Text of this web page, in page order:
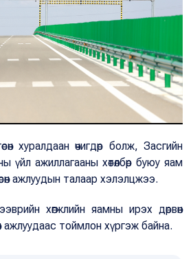
хуралдаан өчигдөр болж, Засгийн
үйл ажиллагааны хөтөлбөр буюу яам
ажлуудын талаар хэлэлцжээ.
хөгжлийн яамны ирэх дөрвөн
ажлуудаас тоймлон хүргэж байна.